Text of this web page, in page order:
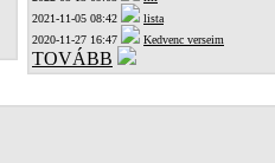
2021-11-05 08:42
lista
2020-11-27 16:47
Kedvenc verseim
TOVÁBB